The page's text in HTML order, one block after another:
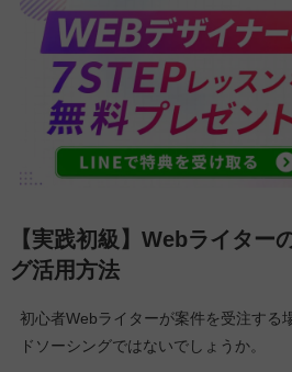
【実践初級】Webライター
グ活用方法
初心者Webライターが案件を受注する
ドソーシングではないでしょうか。